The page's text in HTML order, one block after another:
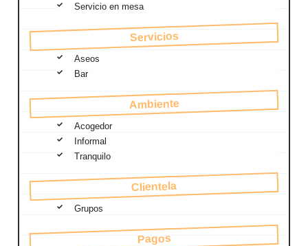
Servicio en mesa
Servicios
Aseos
Bar
Ambiente
Acogedor
Informal
Tranquilo
Clientela
Grupos
Pagos